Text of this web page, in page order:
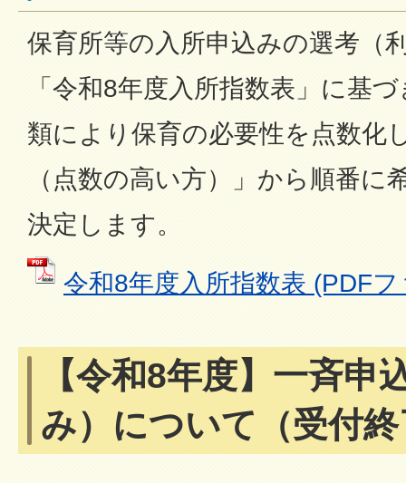
保育所等の入所申込みの選考（
「令和8年度入所指数表」に基
類により保育の必要性を点数化
（点数の高い方）」から順番に
決定します。
令和8年度入所指数表 (PDF
【令和8年度】一斉申
み）について（受付